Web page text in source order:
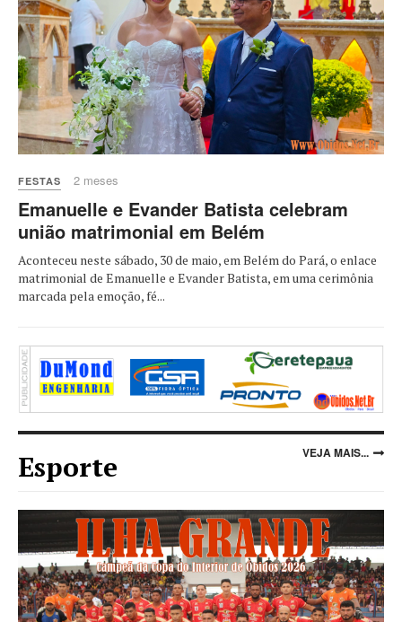
FESTAS 2 meses
Emanuelle e Evander Batista celebram
união matrimonial em Belém
Aconteceu neste sábado, 30 de maio, em Belém do Pará, o enlace
matrimonial de Emanuelle e Evander Batista, em uma cerimônia
marcada pela emoção, fé...
Esporte VEJA MAIS...